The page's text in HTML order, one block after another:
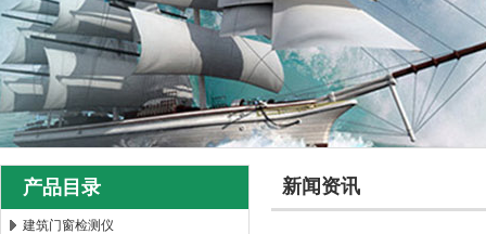
产品目录
建筑门窗检测仪
新闻资讯